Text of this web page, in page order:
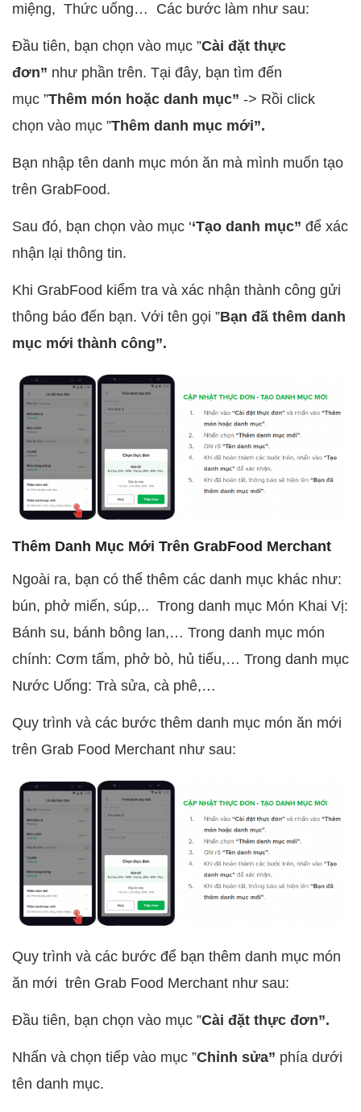
miệng, Thức uống… Các bước làm như sau:
Đầu tiên, bạn chọn vào mục ”Cài đặt thực
đơn” như phần trên. Tại đây, bạn tìm đến
mục ”Thêm món hoặc danh mục” -> Rồi click
chọn vào mục ”Thêm danh mục mới”.
Bạn nhập tên danh mục món ăn mà mình muốn tạo
trên GrabFood.
Sau đó, bạn chọn vào mục ‘‘Tạo danh mục” để xác
nhận lại thông tin.
Khi GrabFood kiểm tra và xác nhận thành công gửi
thông báo đến bạn. Với tên gọi ”Bạn đã thêm danh
mục mới thành công”.
Thêm Danh Mục Mới Trên GrabFood Merchant
Ngoài ra, bạn có thể thêm các danh mục khác như:
bún, phở miến, súp,.. Trong danh mục Món Khai Vị:
Bánh su, bánh bông lan,… Trong danh mục món
chính: Cơm tấm, phở bò, hủ tiếu,… Trong danh mục
Nước Uống: Trà sửa, cà phê,…
Quy trình và các bước thêm danh mục món ăn mới
trên Grab Food Merchant như sau:
Quy trình và các bước để bạn thêm danh mục món
ăn mới trên Grab Food Merchant như sau:
Đầu tiên, bạn chọn vào mục ”Cài đặt thực đơn”.
Nhấn và chọn tiếp vào mục ”Chỉnh sửa” phía dưới
tên danh mục.